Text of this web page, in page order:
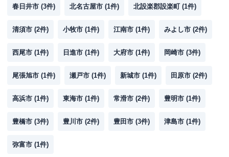
春日井市 (3件) 北名古屋市 (1件) 北設楽郡設楽町 (1件)
清須市 (2件) 小牧市 (1件) 江南市 (1件) みよし市 (2件)
西尾市 (1件) 日進市 (1件) 大府市 (1件) 岡崎市 (3件)
尾張旭市 (1件) 瀬戸市 (1件) 新城市 (1件) 田原市 (2件)
高浜市 (1件) 東海市 (1件) 常滑市 (2件) 豊明市 (1件)
豊橋市 (3件) 豊川市 (2件) 豊田市 (3件) 津島市 (1件)
弥富市 (1件)